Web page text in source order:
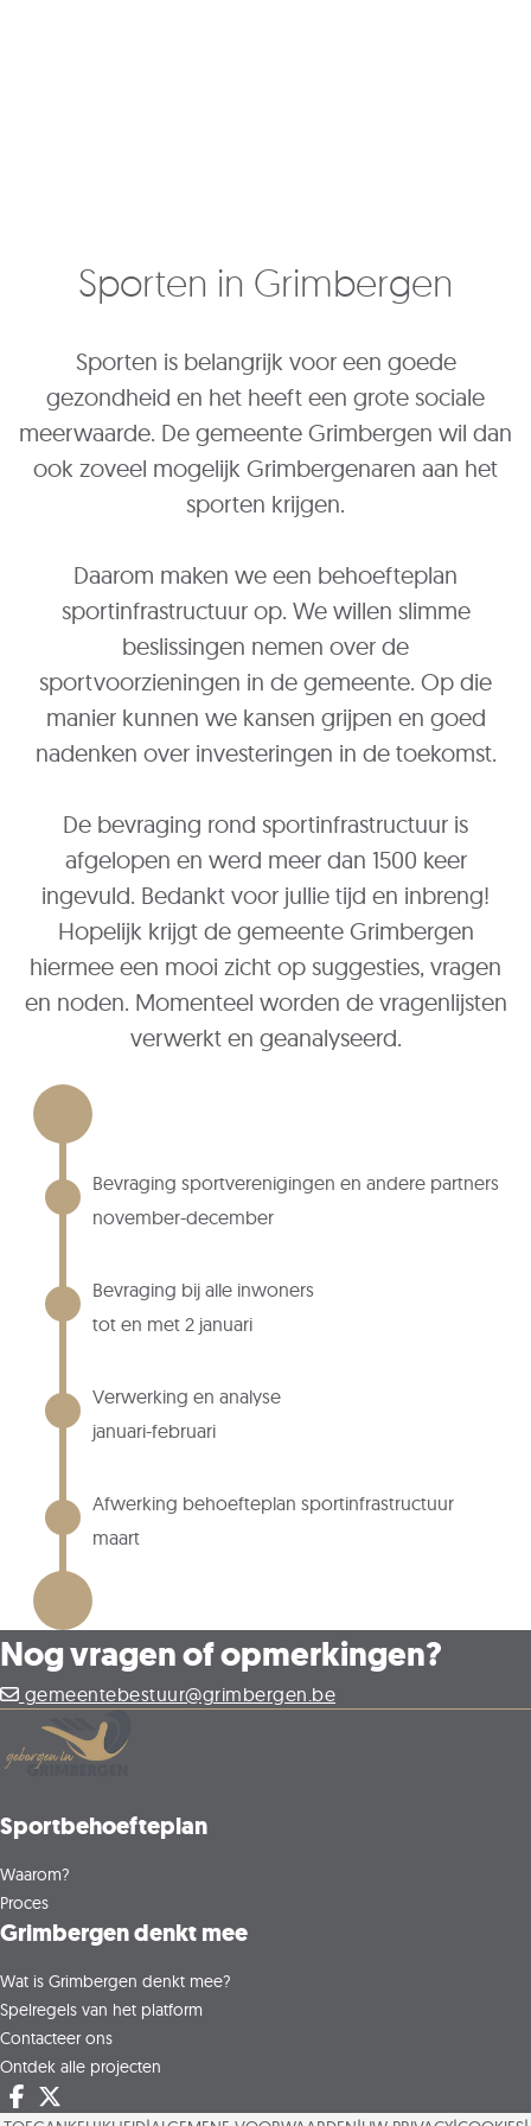
Sporten in Grimbergen
Sporten is belangrijk voor een goede
gezondheid en het heeft een grote sociale
meerwaarde. De gemeente Grimbergen wil dan
ook zoveel mogelijk Grimbergenaren aan het
sporten krijgen.
Daarom maken we een behoefteplan
sportinfrastructuur op. We willen slimme
beslissingen nemen over de
sportvoorzieningen in de gemeente. Op die
manier kunnen we kansen grijpen en goed
nadenken over investeringen in de toekomst.
De bevraging rond sportinfrastructuur is
afgelopen en werd meer dan 1500 keer
ingevuld. Bedankt voor jullie tijd en inbreng!
Hopelijk krijgt de gemeente Grimbergen
hiermee een mooi zicht op suggesties, vragen
en noden. Momenteel worden de vragenlijsten
verwerkt en geanalyseerd.
Bevraging sportverenigingen en andere partners
november-december
Bevraging bij alle inwoners
tot en met 2 januari
Verwerking en analyse
januari-februari
Afwerking behoefteplan sportinfrastructuur
maart
Nog vragen of opmerkingen?
gemeentebestuur@grimbergen.be
Sportbehoefteplan
Waarom?
Proces
Grimbergen denkt mee
Wat is Grimbergen denkt mee?
Spelregels van het platform
Contacteer ons
Ontdek alle projecten
Deel op facebook
Deel op X